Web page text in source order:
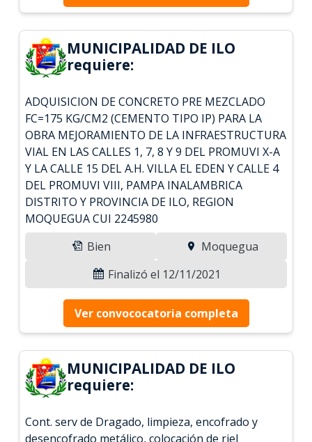
MUNICIPALIDAD DE ILO
requiere:
ADQUISICION DE CONCRETO PRE MEZCLADO
FC=175 KG/CM2 (CEMENTO TIPO IP) PARA LA
OBRA MEJORAMIENTO DE LA INFRAESTRUCTURA
VIAL EN LAS CALLES 1, 7, 8 Y 9 DEL PROMUVI X-A
Y LA CALLE 15 DEL A.H. VILLA EL EDEN Y CALLE 4
DEL PROMUVI VIII, PAMPA INALAMBRICA
DISTRITO Y PROVINCIA DE ILO, REGION
MOQUEGUA CUI 2245980
Bien
Moquegua
Finalizó el 12/11/2021
Ver convococatoria completa
MUNICIPALIDAD DE ILO
requiere:
Cont. serv de Dragado, limpieza, encofrado y
desencofrado metálico, colocación de riel